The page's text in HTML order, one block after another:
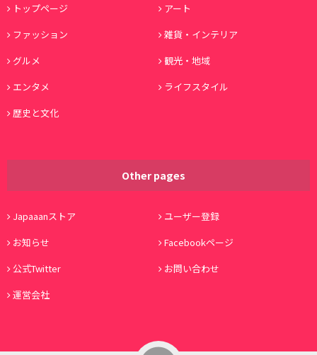
トップページ
アート
ファッション
雑貨・インテリア
グルメ
観光・地域
エンタメ
ライフスタイル
歴史と文化
Other pages
Japaaanストア
ユーザー登録
お知らせ
Facebookページ
公式Twitter
お問い合わせ
運営会社